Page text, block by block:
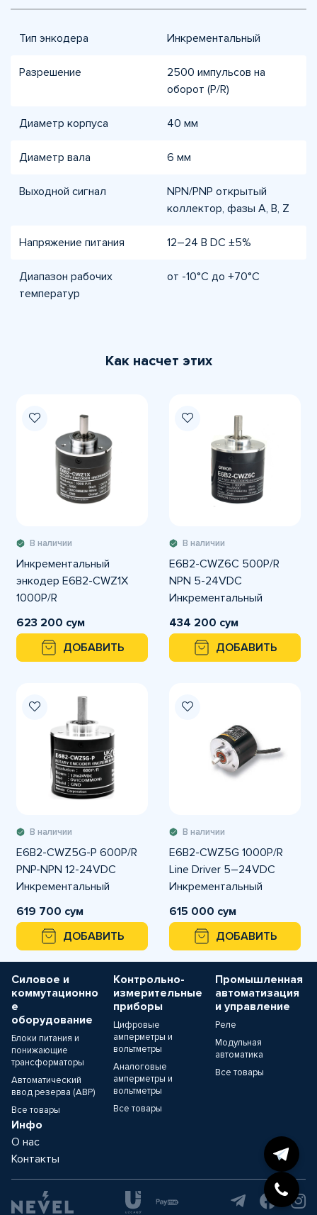
Тип энкодера Инкрементальный
Разрешение
2500 импульсов на
оборот (P/R)
Диаметр корпуса 40 мм
Диаметр вала 6 мм
Выходной сигнал
NPN/PNP открытый
коллектор, фазы A, B, Z
Напряжение питания 12–24 В DC ±5%
Диапазон рабочих
температур
от -10°C до +70°C
Как насчет этих
В наличии
Инкрементальный
энкодер E6B2-CWZ1X
1000P/R
623 200 сум
ДОБАВИТЬ
В наличии
E6B2-CWZ6C 500P/R
NPN 5-24VDC
Инкрементальный
энкодер OMRON
434 200 сум
ДОБАВИТЬ
В наличии
E6B2-CWZ5G-P 600P/R
PNP-NPN 12-24VDC
Инкрементальный
энкодер OMRON
619 700 сум
ДОБАВИТЬ
В наличии
E6B2-CWZ5G 1000P/R
Line Driver 5–24VDC
Инкрементальный
энкодер OMRON
615 000 сум
ДОБАВИТЬ
Силовое и
коммутационно
е
оборудование
Блоки питания и
понижающие
трансформаторы
Автоматический
ввод резерва (АВР)
Все товары
Контрольно-
измерительные
приборы
Цифровые
амперметры и
вольтметры
Аналоговые
амперметры и
вольтметры
Все товары
Промышленная
автоматизация
и управление
Реле
Модульная
автоматика
Все товары
Инфо
О нас
Контакты